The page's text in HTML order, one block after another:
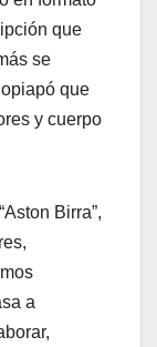
que
se
que
y cuerpo
Birra”,
a